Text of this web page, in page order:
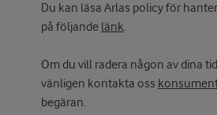
Du kan läsa Arlas policy för
på följande länk.
Om du vill radera någon av dina
vänligen kontakta oss
begäran.